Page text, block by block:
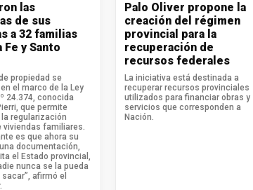
las
de sus
a 32 familias
Fe y Santo
propiedad se
el marco de la Ley
24.374, conocida
que permite
regularización
viviendas familiares.
es que ahora su
documentación,
el Estado provincial,
nunca se la pueda
afirmó el
Palo Oliver propone la
creación del régimen
provincial para la
recuperación de
recursos federales
La iniciativa está destinada a
recuperar recursos provinciales
utilizados para financiar obras y
servicios que corresponden a
Nación.